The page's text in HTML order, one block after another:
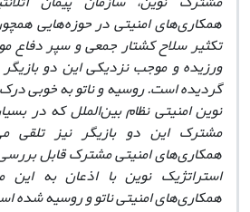
همکاری‌های امنیتی در حوزه‌هایی
تکثیر سلاح کشتار جمعی و سپر دفاع
ورزیده و موجب نزدیکی این دو
گردیده است. روسیه و ناتو به خوبی
نوین امنیتی نظام بین‌الملل که در
مشترک این دو بازیگر نیز تلقی
همکاری‌های امنیتی مشترک قابل
استراتژیک نوین با اذعان به
همکاری‌های امنیتی ناتو و روسیه شده